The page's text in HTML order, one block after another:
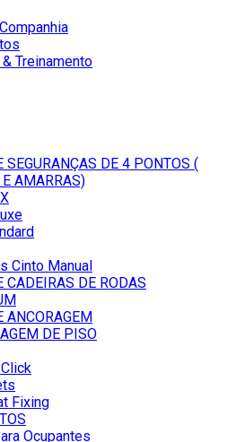
Treinamento
SEGURANÇAS DE 4 PONTOS (
E AMARRAS)
Cinto Manual
CADEIRAS DE RODAS
ANCORAGEM
DE PISO
Fixing
Ocupantes